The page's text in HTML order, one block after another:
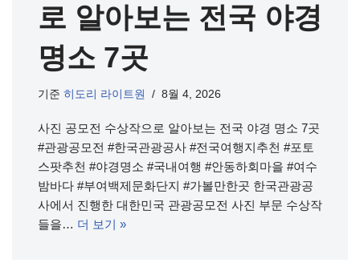
로 알아보는 전국 야경
명소 7곳
기준 히도리 라이트원 8월 4, 2026
사진 공모전 수상작으로 알아보는 전국 야경 명소 7곳
#관광공모전 #한국관광공사 #전국여행지추천 #포토
스팟추천 #야경명소 #국내여행 #안동하회마을 #여수
밤바다 #부여백제문화단지 #가볼만한곳 한국관광공
사에서 진행한 대한민국 관광공모전 사진 부문 수상작
들을… 더 보기 »